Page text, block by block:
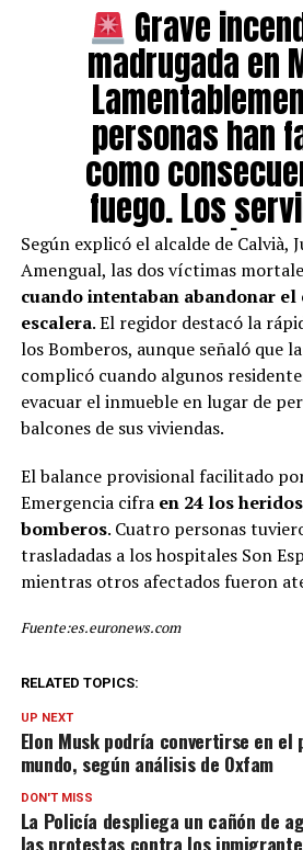
Grave
madrugada en
personas han
como
fuego. Los
emergencia
atendiendo
afectados. El
Calvià, Juan
Amengual,
evolución en
pic.twitter.com/
8c— Ajuntament
– Ayuntamiento
(@_Calvia)June
Según explicó el alcalde de Calvià,
Amengual, las dos víctimas
cuando intentaban abandonar
escalera. El regidor destacó la
los Bomberos, aunque señaló que
complicó cuando algunos
evacuar el inmueble en lugar de
balcones de sus viviendas.
El balance provisional facilitado
Emergencia cifra en 24 los heridos
bomberos. Cuatro personas
trasladadas a los hospitales Son
mientras otros afectados fueron
Fuente:es.euronews.com
RELATED TOPICS:
UP NEXT
Elon Musk podría convertirse en
mundo, según análisis de Oxfam
DON'T MISS
La Policía despliega un cañón de
las protestas contra los